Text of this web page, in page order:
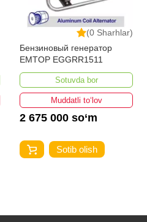
(0 Sharhlar)
Бензиновый генератор
EMTOP EGGRR1511
Sotuvda bor
Muddatli to‘lov
2 675 000 so‘m
Sotib olish